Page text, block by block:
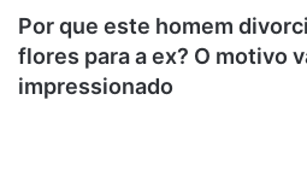
Por que este homem
flores para a ex? O motivo
impressionado